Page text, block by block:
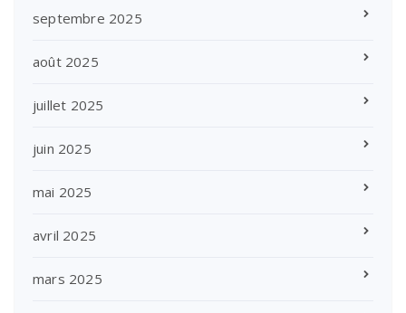
septembre 2025
août 2025
juillet 2025
juin 2025
mai 2025
avril 2025
mars 2025